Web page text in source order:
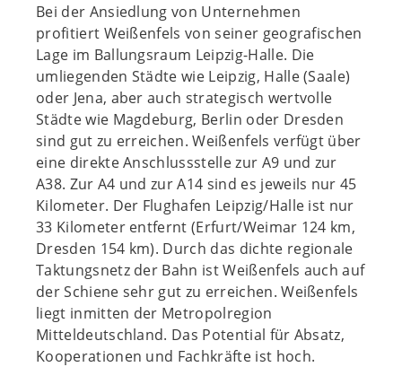
Bei der Ansiedlung von Unternehmen
profitiert Weißenfels von seiner geografischen
Lage im Ballungsraum Leipzig-Halle. Die
umliegenden Städte wie Leipzig, Halle (Saale)
oder Jena, aber auch strategisch wertvolle
Städte wie Magdeburg, Berlin oder Dresden
sind gut zu erreichen. Weißenfels verfügt über
eine direkte Anschlussstelle zur A9 und zur
A38. Zur A4 und zur A14 sind es jeweils nur 45
Kilometer. Der Flughafen Leipzig/Halle ist nur
33 Kilometer entfernt (Erfurt/Weimar 124 km,
Dresden 154 km). Durch das dichte regionale
Taktungsnetz der Bahn ist Weißenfels auch auf
der Schiene sehr gut zu erreichen. Weißenfels
liegt inmitten der Metropolregion
Mitteldeutschland. Das Potential für Absatz,
Kooperationen und Fachkräfte ist hoch.